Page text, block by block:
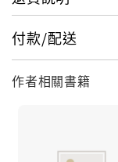
付款/配送
作者相關書籍